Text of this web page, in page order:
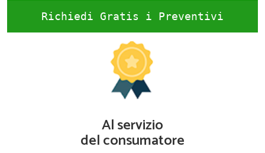
Richiedi Gratis i Preventivi
Al servizio
del consumatore